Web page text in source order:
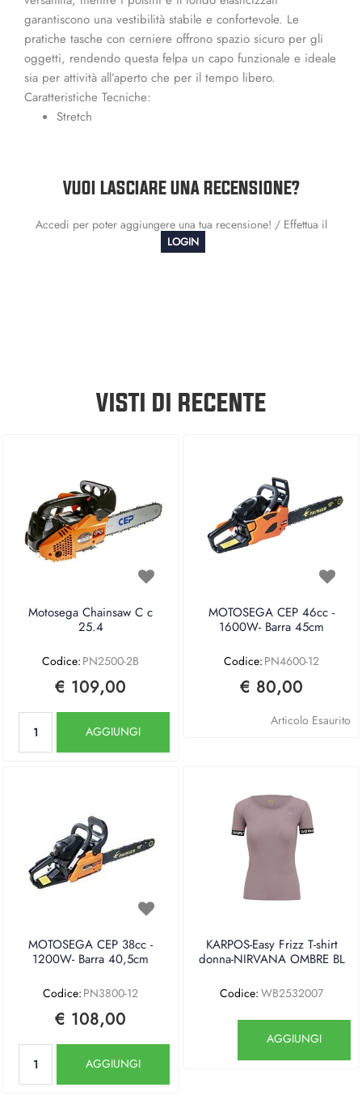
garantiscono una vestibilità stabile e confortevole. Le
pratiche tasche con cerniere offrono spazio sicuro per gli
oggetti, rendendo questa felpa un capo funzionale e ideale
sia per attività all’aperto che per il tempo libero.
Caratteristiche Tecniche:
Stretch
VUOI LASCIARE UNA RECENSIONE?
Accedi per poter aggiungere una tua recensione! / Effettua il
LOGIN
VISTI DI RECENTE
Motosega Chainsaw C c
25.4
Codice: PN2500-2B
€ 109,00
AGGIUNGI
MOTOSEGA CEP 46cc -
1600W- Barra 45cm
Codice: PN4600-12
€ 80,00
Articolo Esaurito
MOTOSEGA CEP 38cc -
1200W- Barra 40,5cm
Codice: PN3800-12
€ 108,00
AGGIUNGI
KARPOS-Easy Frizz T-shirt
donna-NIRVANA OMBRE BL
Codice: WB2532007
AGGIUNGI